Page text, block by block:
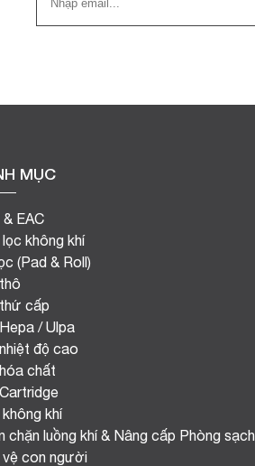
MỤC
EAC
không khí
(Pad & Roll)
cấp
/ Ulpa
độ cao
chất
khí
chặn luồng khí & Nâng cấp Phòng sạch
con người